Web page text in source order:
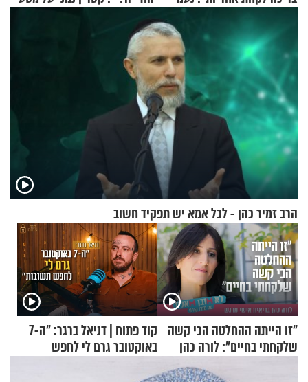
בנט בריאיון אישי
הרב זמיר כהן - לכל אמא יש תפקיד חשוב
"זו הייתה ההחלטה הכי קשה
שלקחתי בחיים": לורה כהן
קוד פתוח | דניאל ברגר: "ה-7
באוקטובר גרם לי לחפש